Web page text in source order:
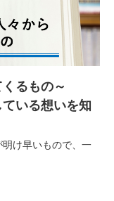
るもの～
ている想いを知
け早いもので、一